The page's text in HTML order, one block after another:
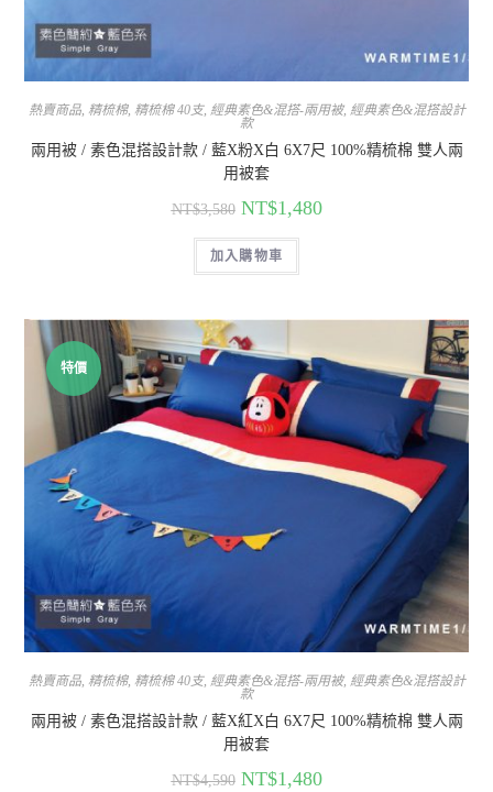
熱賣商品, 精梳棉, 精梳棉 40支, 經典素色&混搭-兩用被, 經典素色&混搭設計
款
兩用被 / 素色混搭設計款 / 藍X粉X白 6X7尺 100%精梳棉 雙人兩
用被套
NT$3,580 NT$1,480
加入購物車
特價
熱賣商品, 精梳棉, 精梳棉 40支, 經典素色&混搭-兩用被, 經典素色&混搭設計
款
兩用被 / 素色混搭設計款 / 藍X紅X白 6X7尺 100%精梳棉 雙人兩
用被套
NT$4,590 NT$1,480